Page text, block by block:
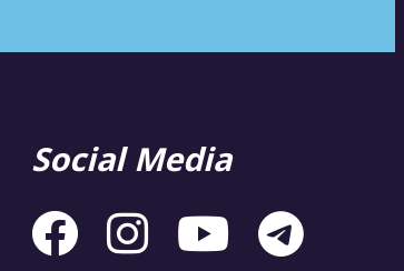
Social Media